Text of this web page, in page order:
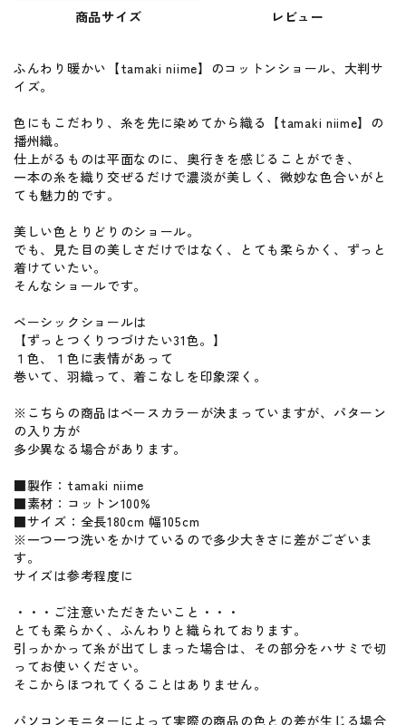
商品サイズ
レビュー
ふんわり暖かい【tamaki niime】のコットンショール、大判サ
イズ。
色にもこだわり、糸を先に染めてから織る【tamaki niime】の
播州織。
仕上がるものは平面なのに、奥行きを感じることができ、
一本の糸を織り交ぜるだけで濃淡が美しく、微妙な色合いがと
ても魅力的です。
美しい色とりどりのショール。
でも、見た目の美しさだけではなく、とても柔らかく、ずっと
着けていたい。
そんなショールです。
ベーシックショールは
【ずっとつくりつづけたい31色。】
１色、１色に表情があって
巻いて、羽織って、着こなしを印象深く。
※こちらの商品はベースカラーが決まっていますが、パターン
の入り方が
多少異なる場合があります。
■製作：tamaki niime
■素材：コットン100%
■サイズ：全長180cm 幅105cm
※一つ一つ洗いをかけているので多少大きさに差がございま
す。
サイズは参考程度に
・・・ご注意いただきたいこと・・・
とても柔らかく、ふんわりと織られております。
引っかかって糸が出てしまった場合は、その部分をハサミで切
ってお使いください。
そこからほつれてくることはありません。
パソコンモニターによって実際の商品の色との差が生じる場合